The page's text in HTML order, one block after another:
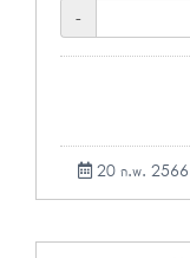
-
20 ก.พ. 2566